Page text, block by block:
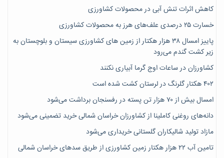
کاهش اثرات تنش آبی در محصولات کشاورزی
خسارت ۲۵ درصدی علف‌های هرز به محصولات کشاورزی
پاییز امسال ۳۸ هزار هکتار از زمین های کشاورزی سیستان و بلوچستان به
زیر کشت گندم می‌رود
کشاورزان در ساعات اوج گرما آبیاری نکنند
۴۰۲ هکتار گلرنگ در لرستان کشت شده است
امسال بیش از ۷۰ هزار تن پسته در رفسنجان برداشت می‌شود
دانه‌های روغنی کاملینا از کشاورزان خراسان شمالی خرید تضمینی می‌شود
مازاد تولید شالیکاران گلستانی خریداری می‌شود
تامین آب ۲۲ هزار هکتار زمین کشاورزی از طریق سدهای خراسان شمالی